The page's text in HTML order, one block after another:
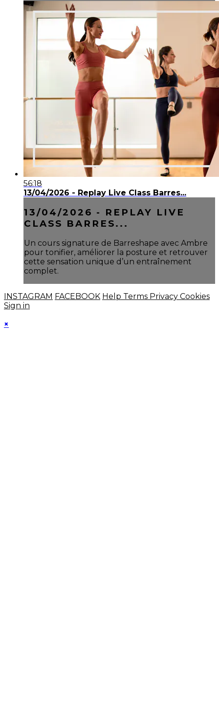
56:18
13/04/2026 - Replay Live Class Barres...
13/04/2026 - REPLAY LIVE
CLASS BARRES...
Un cours signature de Barreshape avec Ambre
pour tonifier, améliorer la posture et retrouver
cette sensation unique d’un entraînement
complet.
INSTAGRAM FACEBOOK Help Terms Privacy Cookies
Sign in
×